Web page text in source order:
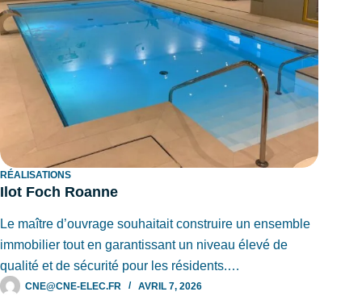
RÉALISATIONS
Ilot Foch Roanne
Le maître d’ouvrage souhaitait construire un ensemble
immobilier tout en garantissant un niveau élevé de
qualité et de sécurité pour les résidents.…
CNE@CNE-ELEC.FR AVRIL 7, 2026